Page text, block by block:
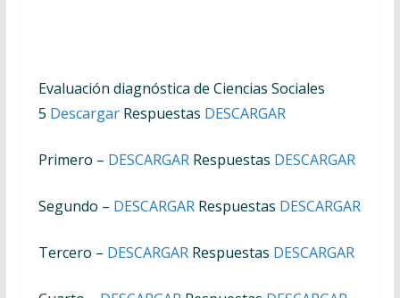
Evaluación diagnóstica de Ciencias Sociales
5 DescargarRespuestas DESCARGAR
Primero – DESCARGARRespuestas DESCARGAR
Segundo – DESCARGARRespuestas DESCARGAR
Tercero – DESCARGARRespuestas DESCARGAR